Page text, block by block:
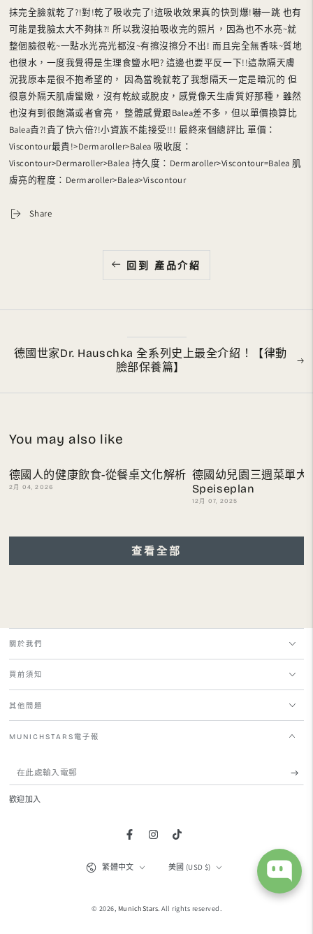
抹完全臉就乾了?!對!乾了吸收完了!這吸收效果真的快到爆!嚇一跳 也有
可能是我臉太大不夠抹?! 所以我沒拍吸收完的照片，因為也不水亮~就
整個臉很乾~一點水光亮光都沒~有擦沒擦分不出! 而且完全無香味~質地
也很水，一度我覺得是生理食鹽水吧? 這邊也要平反一下!!這款隔天膚
況我原本是很不抱希望的， 因為當晚就乾了我想隔天一定是暗沉的 但
很意外隔天肌膚蠻嫩，沒有乾紋或脫皮，感覺像天生膚質好那種，雖然
也沒有到很飽滿或者會亮， 整體感覺跟Balea差不多，但以單價換算比
Balea貴?!貴了快六倍?!小資族不能接受!!! 最終來個總評比 單價：
Viscontour最貴!>Dermaroller>Balea 吸收度：
Viscontour>Dermaroller>Balea 持久度：Dermaroller>Viscontour=Balea 肌
膚亮的程度：Dermaroller>Balea>Viscontour
Share
回到 產品介紹
德國世家Dr. Hauschka 全系列史上最全介紹！【律動
臉部保養篇】
You may also like
德國人的健康飲食-從餐桌文化解析
2月 04, 2026
德國幼兒園三週菜單大
Speiseplan
12月 07, 2025
查看全部
關於我們
買前須知
其他問題
MUNICHSTARS電子報
在
此
歡迎加入
FacebookInstagramTikTok
© 2026, MunichStars. All rights reserved.
語
言
繁體中文 美國 (USD $)